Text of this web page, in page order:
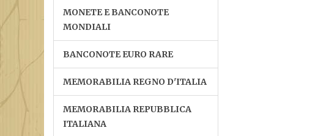
MONETE E BANCONOTE
MONDIALI
BANCONOTE EURO RARE
MEMORABILIA REGNO D'ITALIA
MEMORABILIA REPUBBLICA
ITALIANA